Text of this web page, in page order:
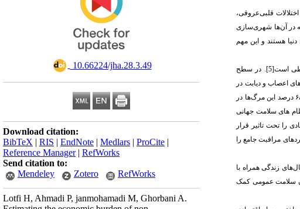
‎ 10.66224/jha.28.3.49
Download citation:
BibTeX | RIS | EndNote | Medlars | ProCite |
Reference Manager| RefWorks
Send citation to:
Mendeley
Zotero RefWorks
Lotfi H, Ahmadi P, janmohamadi M, Ghorbani A.
در میزان مرگ و بیماری‌ها در جهان دارند[1]. این بیماری‌ها شامل اختلالات قلبی‌عروقی،
متوسط که در آن‌ها شهری‌سازی
هستند و این مهم
تحت تأثیر عوامل کلیدی سبک زندگی از جمله رژیم غذایی ناسالم، کم‌تحرکی، مصرف تنباکو و الکل، استرس، اختلالات خواب و عوامل محیطی است[5]. در سطح
بیماری‌ها متعلق است و ۳۸ درصد کل مرگ‌ها و ۶۸ درصد از ده علت مهمتر مرگ را شامل می‌شوند[6]. بیماری‌های اعصاب و دیابت در
بین ده علت اول مرگ در سطح جهان قرار دارند[7،8]. در سال ۲۰۲۱، بیماری آلزایمر و دیگر انواع دمانس هفتمین علت مرگ در دنیا بود و 1/8 میلیون نفر را قربانی نمود که ۶۸ درصد این مرگ‌ها در
های سلامت جهانی
بهره‌وری اقتصادی را تحت تاثیر قرار
مراقبت جامع را
زندگی همراه با
به سیاست‌گزاران سلامت عمومی کمک